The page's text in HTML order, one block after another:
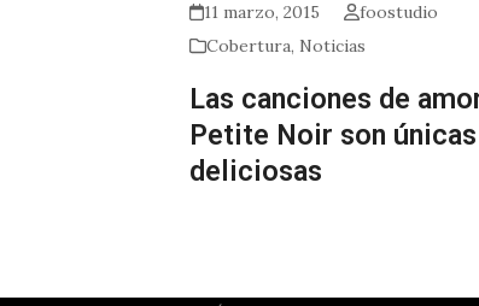
11 marzo, 2015
foostudio
Cobertura, Noticias
Las canciones de
Petite Noir son
deliciosas